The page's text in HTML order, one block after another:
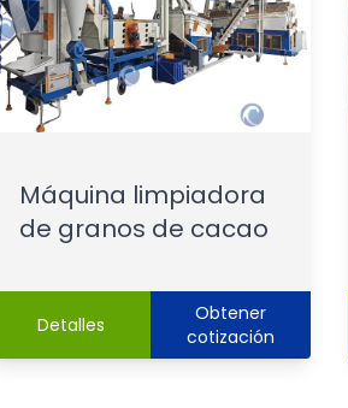
Máquina limpiadora
de granos de cacao
Detalles
Obtener
cotización